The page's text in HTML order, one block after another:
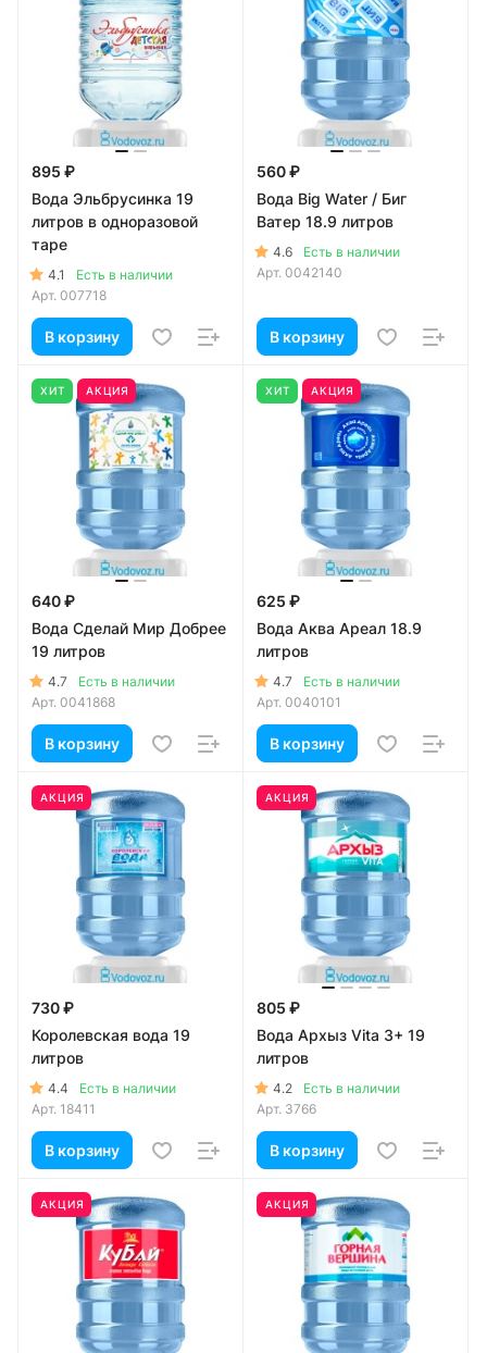
895 ₽
Вода Эльбрусинка 19
литров в одноразовой
таре
4.1
Есть в наличии
Арт. 007718
В корзину
560 ₽
Вода Big Water / Биг
Ватер 18.9 литров
4.6
Есть в наличии
Арт. 0042140
В корзину
ХИТ АКЦИЯ
640 ₽
Вода Сделай Мир Добрее
19 литров
4.7
Есть в наличии
Арт. 0041868
В корзину
ХИТ АКЦИЯ
625 ₽
Вода Аква Ареал 18.9
литров
4.7
Есть в наличии
Арт. 0040101
В корзину
АКЦИЯ
730 ₽
Королевская вода 19
литров
4.4
Есть в наличии
Арт. 18411
В корзину
АКЦИЯ
805 ₽
Вода Архыз Vita 3+ 19
литров
4.2
Есть в наличии
Арт. 3766
В корзину
АКЦИЯ АКЦИЯ